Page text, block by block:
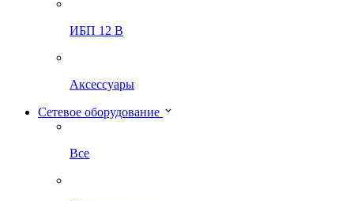
ИБП 12 В
Аксессуары
Сетевое оборудование
Все